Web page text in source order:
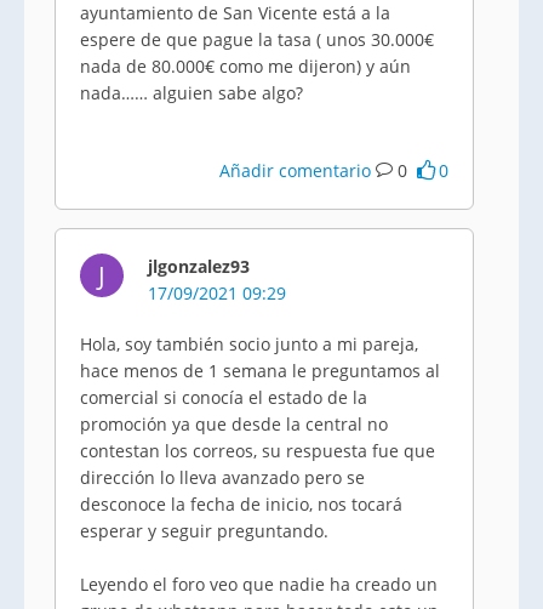
ayuntamiento de San Vicente está a la
espere de que pague la tasa ( unos 30.000€
nada de 80.000€ como me dijeron) y aún
nada…… alguien sabe algo?
Añadir comentario 0 0
J
jlgonzalez93
17/09/2021 09:29
Hola, soy también socio junto a mi pareja,
hace menos de 1 semana le preguntamos al
comercial si conocía el estado de la
promoción ya que desde la central no
contestan los correos, su respuesta fue que
dirección lo lleva avanzado pero se
desconoce la fecha de inicio, nos tocará
esperar y seguir preguntando.
Leyendo el foro veo que nadie ha creado un